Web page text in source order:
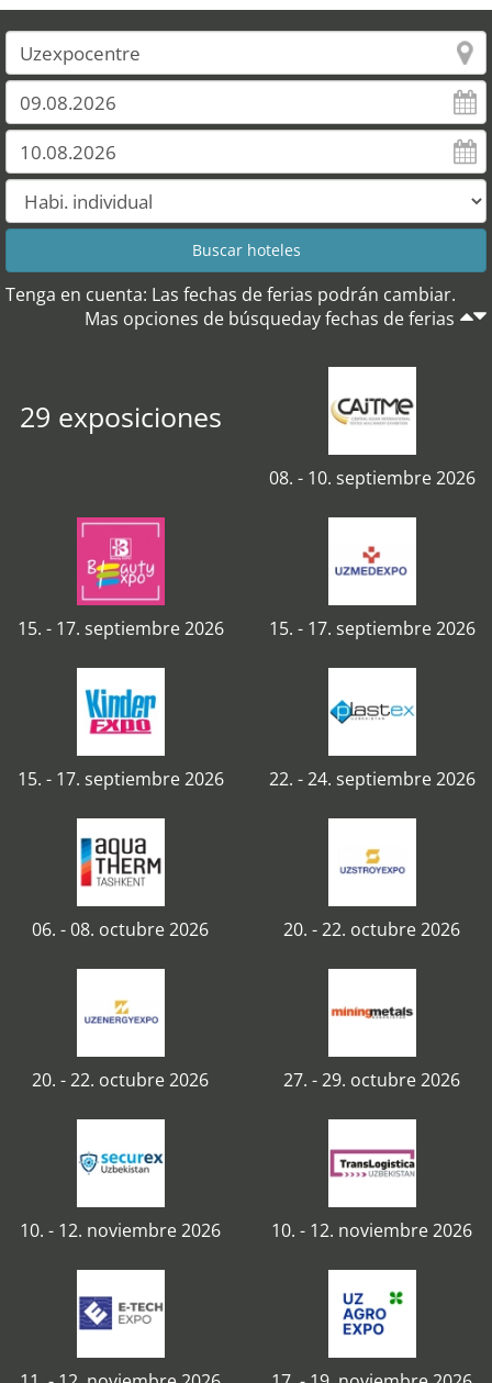
Tenga en cuenta: Las fechas de ferias podrán cambiar.
Mas opciones de búsqueday fechas de ferias
29 exposiciones
08. - 10. septiembre 2026
15. - 17. septiembre 2026 15. - 17. septiembre 2026
15. - 17. septiembre 2026 22. - 24. septiembre 2026
06. - 08. octubre 2026 20. - 22. octubre 2026
20. - 22. octubre 2026 27. - 29. octubre 2026
10. - 12. noviembre 2026 10. - 12. noviembre 2026